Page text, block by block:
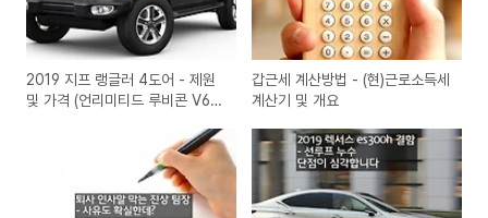
2019 지프 랭글러 4도어 - 제원
및 가격 (언리미티드 루비콘 V6
갑근세 계산방법 - (현)근로소득세
계산기 및 개요